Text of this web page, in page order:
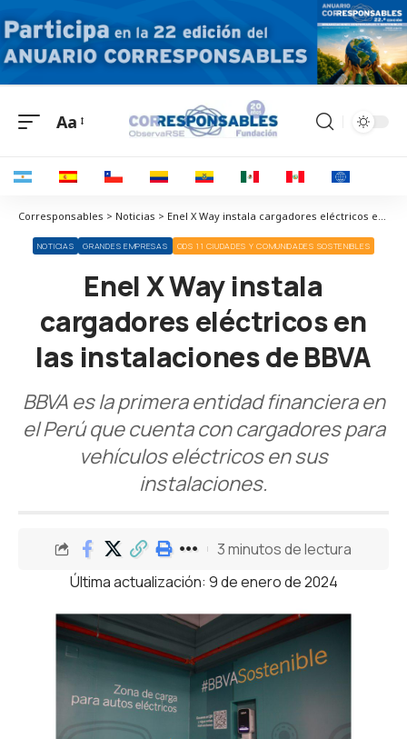
Aa
Corresponsables > Noticias > Enel X Way instala cargadores eléctricos en las instalaciones de BBVA
NOTICIAS GRANDES EMPRESAS ODS 11 CIUDADES Y COMUNIDADES SOSTENIBLES
Enel X Way instala
cargadores eléctricos en
las instalaciones de BBVA
BBVA es la primera entidad financiera en
el Perú que cuenta con cargadores para
vehículos eléctricos en sus
instalaciones.
Última actualización: 9 de enero de 2024
3 minutos de lectura